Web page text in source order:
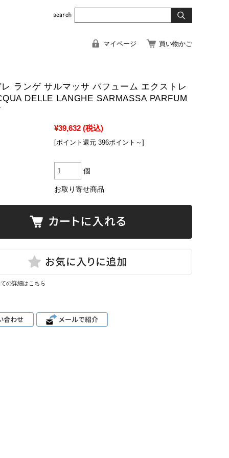
マイページ 買い物かご
ランゲ サルマッサ パフューム エクストレ
DELLE LANGHE SARMASSA PARFUM
¥39,632 (税込)
[ポイント還元 396ポイント～]
個
お取り寄せ商品
の詳細はこちら